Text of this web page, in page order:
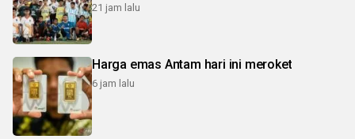
21 jam lalu
Harga emas Antam hari ini meroket
6 jam lalu